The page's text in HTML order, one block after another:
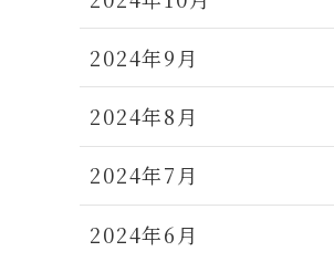
2024年9月
2024年8月
2024年7月
2024年6月